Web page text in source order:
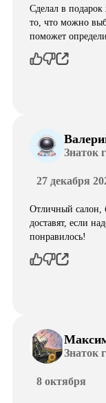
Сделал в подарок
то, что можно
поможет
Знаток
27 декабря
Отличный салон,
доставят, если
понравилось!
Знаток
8 октября